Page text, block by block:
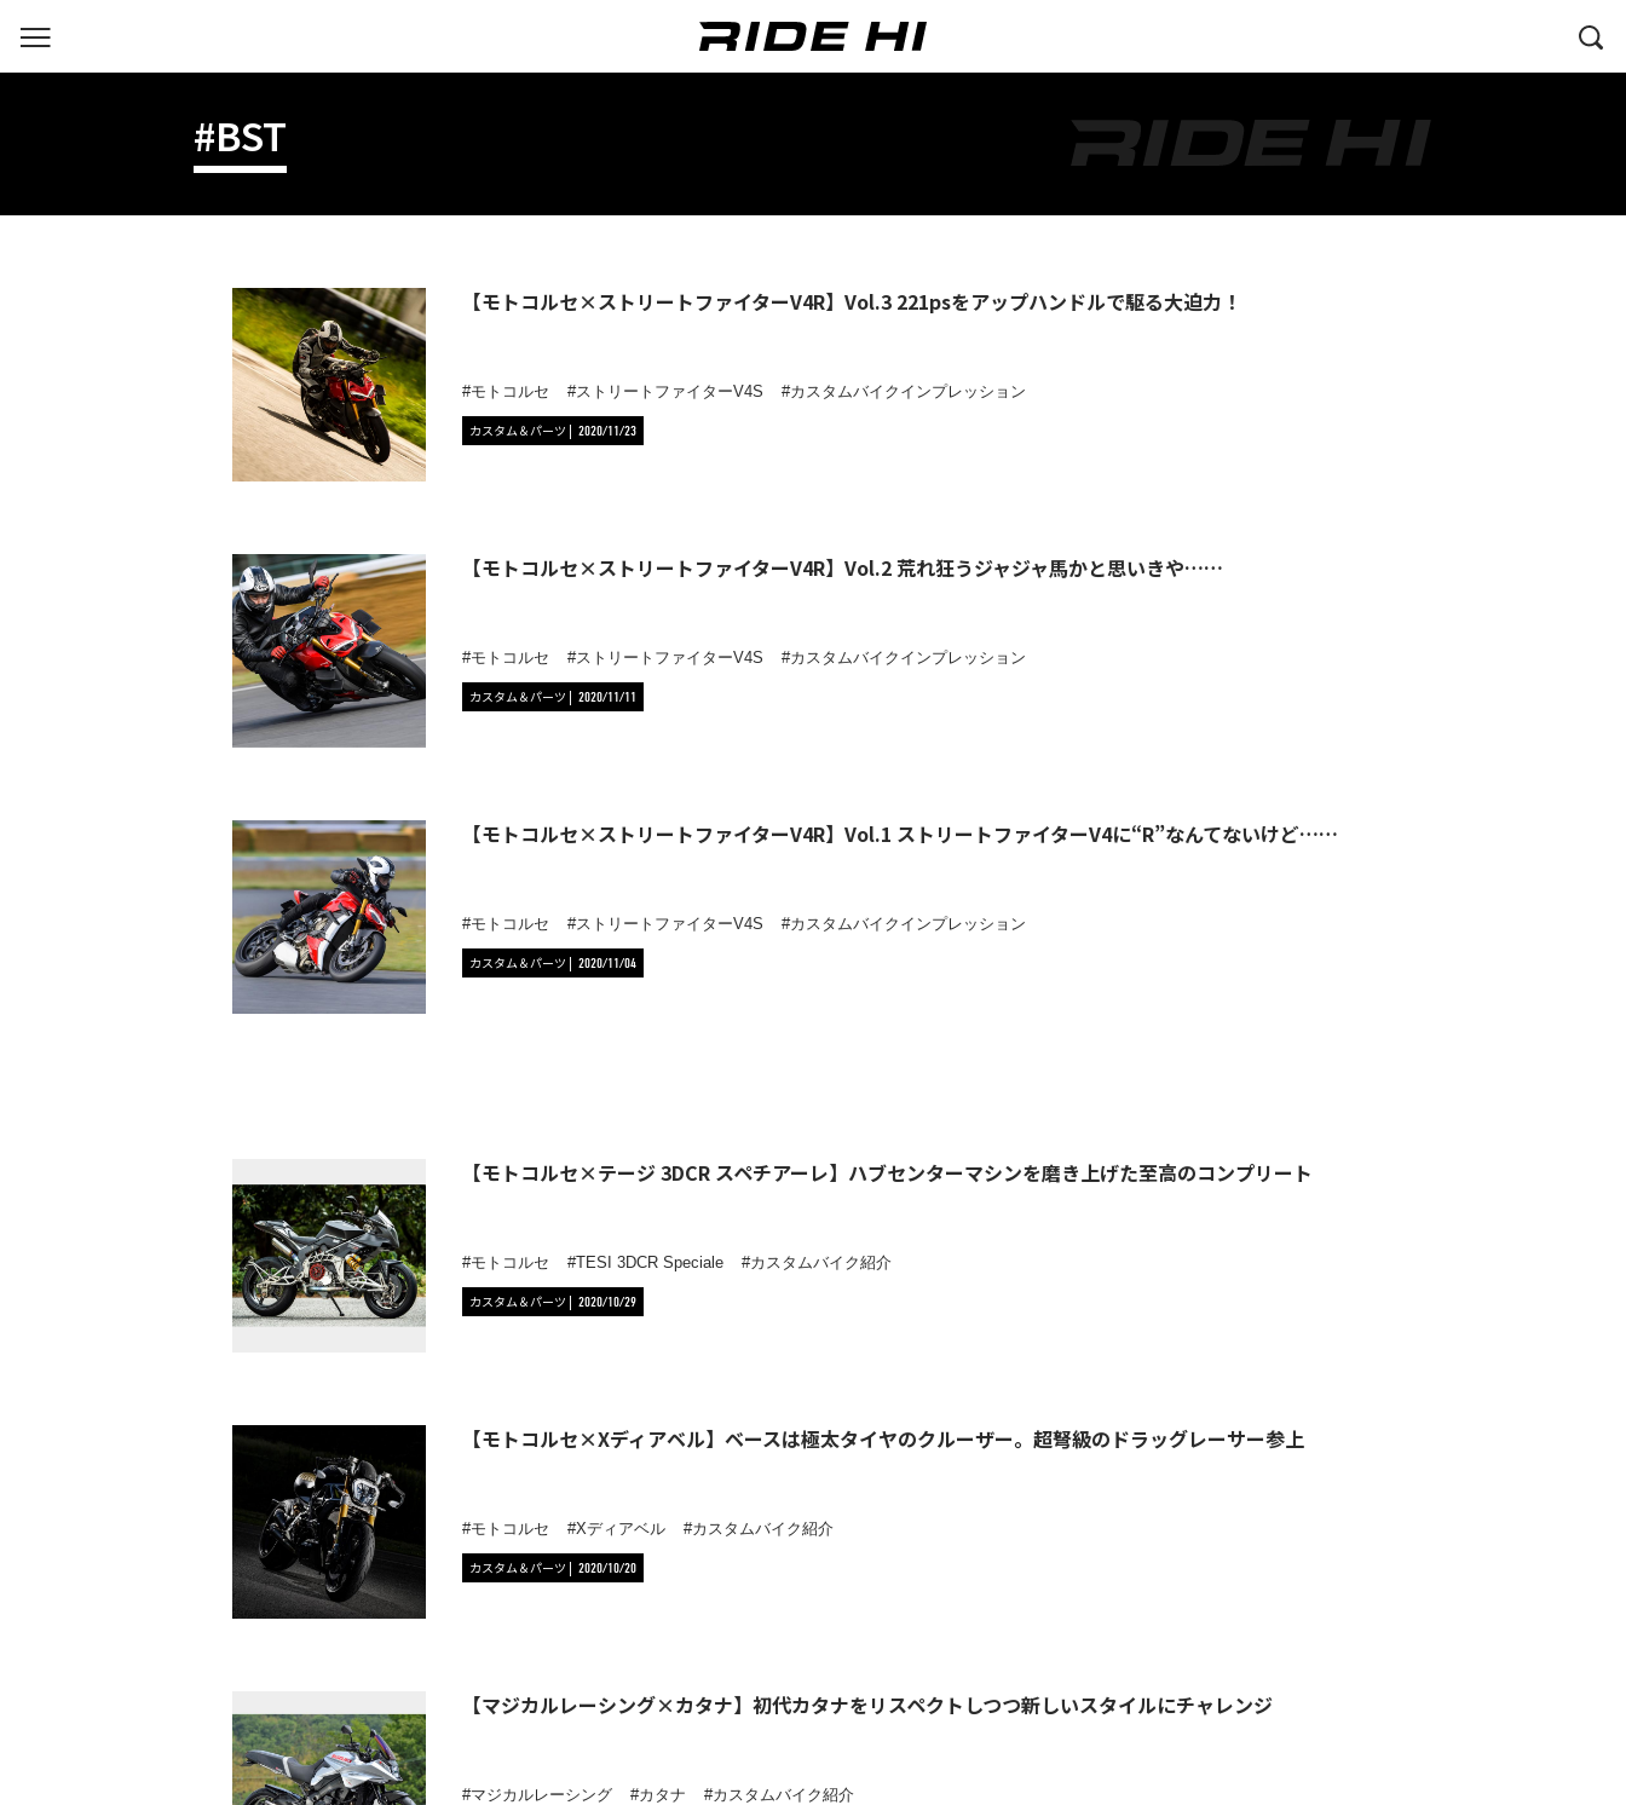
#BST
【モトコルセ×ストリートファイターV4R】Vol.3 221psをアップハンドルで駆る大迫力！
モトコルセ ストリートファイターV4S カスタムバイクインプレッション
カスタム＆パーツ 2020/11/23
【モトコルセ×ストリートファイターV4R】Vol.2 荒れ狂うジャジャ馬かと思いきや……
モトコルセ ストリートファイターV4S カスタムバイクインプレッション
カスタム＆パーツ 2020/11/11
【モトコルセ×ストリートファイターV4R】Vol.1 ストリートファイターV4に“R”なんてないけど……
モトコルセ ストリートファイターV4S カスタムバイクインプレッション
カスタム＆パーツ 2020/11/04
【モトコルセ×テージ 3DCR スペチアーレ】ハブセンターマシンを磨き上げた至高のコンプリート
モトコルセ TESI 3DCR Speciale カスタムバイク紹介
カスタム＆パーツ 2020/10/29
【モトコルセ×Xディアベル】ベースは極太タイヤのクルーザー。超弩級のドラッグレーサー参上
モトコルセ Xディアベル カスタムバイク紹介
カスタム＆パーツ 2020/10/20
【マジカルレーシング×カタナ】初代カタナをリスペクトしつつ新しいスタイルにチャレンジ
マジカルレーシング カタナ カスタムバイク紹介